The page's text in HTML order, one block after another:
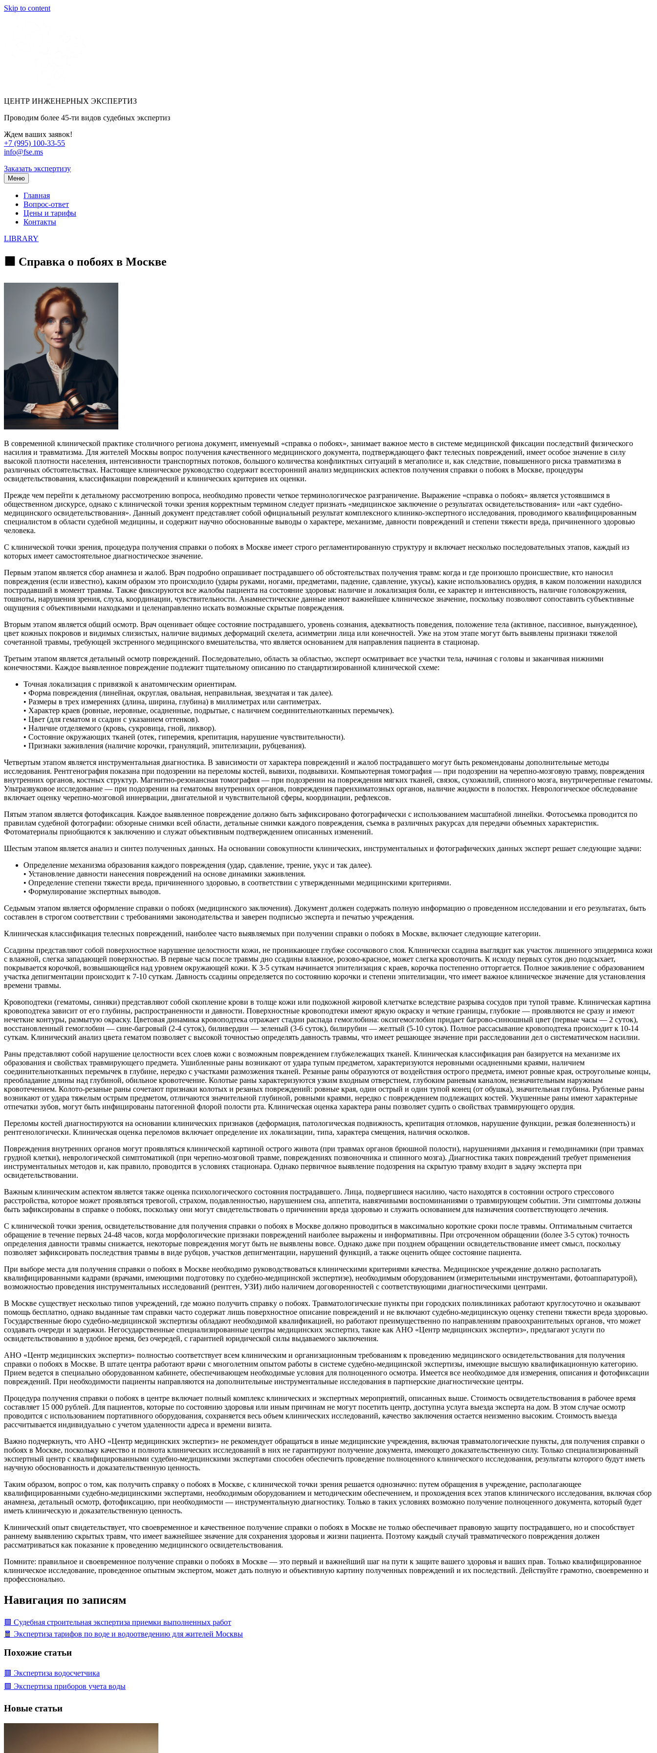
Skip to content
ЦЕНТР ИНЖЕНЕРНЫХ ЭКСПЕРТИЗ
Проводим более 45-ти видов судебных экспертиз
Ждем ваших заявок!
+7 (995) 100-33-55
info@fse.ms
Заказать экспертизу
Меню
Главная
Вопрос-ответ
Цены и тарифы
Контакты
LIBRARY
🟩 Справка о побоях в Москве
В современной клинической практике столичного региона документ, именуемый «справка о побоях», занимает важное место в системе медицинской фиксации последствий физического
насилия и травматизма. Для жителей Москвы вопрос получения качественного медицинского документа, подтверждающего факт телесных повреждений, имеет особое значение в силу
высокой плотности населения, интенсивности транспортных потоков, большого количества конфликтных ситуаций в мегаполисе и, как следствие, повышенного риска травматизма в
различных обстоятельствах. Настоящее клиническое руководство содержит всесторонний анализ медицинских аспектов получения справки о побоях в Москве, процедуры
освидетельствования, классификации повреждений и клинических критериев их оценки.
Прежде чем перейти к детальному рассмотрению вопроса, необходимо провести четкое терминологическое разграничение. Выражение «справка о побоях» является устоявшимся в
общественном дискурсе, однако с клинической точки зрения корректным термином следует признать «медицинское заключение о результатах освидетельствования» или «акт судебно-
медицинского освидетельствования». Данный документ представляет собой официальный результат комплексного клинико-экспертного исследования, проводимого квалифицированным
специалистом в области судебной медицины, и содержит научно обоснованные выводы о характере, механизме, давности повреждений и степени тяжести вреда, причиненного здоровью
человека.
С клинической точки зрения, процедура получения справки о побоях в Москве имеет строго регламентированную структуру и включает несколько последовательных этапов, каждый из
которых имеет самостоятельное диагностическое значение.
Первым этапом является сбор анамнеза и жалоб. Врач подробно опрашивает пострадавшего об обстоятельствах получения травм: когда и где произошло происшествие, кто наносил
повреждения (если известно), каким образом это происходило (удары руками, ногами, предметами, падение, сдавление, укусы), какие использовались орудия, в каком положении находился
пострадавший в момент травмы. Также фиксируются все жалобы пациента на состояние здоровья: наличие и локализация боли, ее характер и интенсивность, наличие головокружения,
тошноты, нарушения зрения, слуха, координации, чувствительности. Анамнестические данные имеют важнейшее клиническое значение, поскольку позволяют сопоставить субъективные
ощущения с объективными находками и целенаправленно искать возможные скрытые повреждения.
Вторым этапом является общий осмотр. Врач оценивает общее состояние пострадавшего, уровень сознания, адекватность поведения, положение тела (активное, пассивное, вынужденное),
цвет кожных покровов и видимых слизистых, наличие видимых деформаций скелета, асимметрии лица или конечностей. Уже на этом этапе могут быть выявлены признаки тяжелой
сочетанной травмы, требующей экстренного медицинского вмешательства, что является основанием для направления пациента в стационар.
Третьим этапом является детальный осмотр повреждений. Последовательно, область за областью, эксперт осматривает все участки тела, начиная с головы и заканчивая нижними
конечностями. Каждое выявленное повреждение подлежит тщательному описанию по стандартизированной клинической схеме:
Точная локализация с привязкой к анатомическим ориентирам.
• Форма повреждения (линейная, округлая, овальная, неправильная, звездчатая и так далее).
• Размеры в трех измерениях (длина, ширина, глубина) в миллиметрах или сантиметрах.
• Характер краев (ровные, неровные, осадненные, подрытые, с наличием соединительнотканных перемычек).
• Цвет (для гематом и ссадин с указанием оттенков).
• Наличие отделяемого (кровь, сукровица, гной, ликвор).
• Состояние окружающих тканей (отек, гиперемия, крепитация, нарушение чувствительности).
• Признаки заживления (наличие корочки, грануляций, эпителизации, рубцевания).
Четвертым этапом является инструментальная диагностика. В зависимости от характера повреждений и жалоб пострадавшего могут быть рекомендованы дополнительные методы
исследования. Рентгенография показана при подозрении на переломы костей, вывихи, подвывихи. Компьютерная томография — при подозрении на черепно-мозговую травму, повреждения
внутренних органов, костных структур. Магнитно-резонансная томография — при подозрении на повреждения мягких тканей, связок, сухожилий, спинного мозга, внутричерепные гематомы.
Ультразвуковое исследование — при подозрении на гематомы внутренних органов, повреждения паренхиматозных органов, наличие жидкости в полостях. Неврологическое обследование
включает оценку черепно-мозговой иннервации, двигательной и чувствительной сферы, координации, рефлексов.
Пятым этапом является фотофиксация. Каждое выявленное повреждение должно быть зафиксировано фотографически с использованием масштабной линейки. Фотосъемка проводится по
правилам судебной фотографии: обзорные снимки всей области, детальные снимки каждого повреждения, съемка в различных ракурсах для передачи объемных характеристик.
Фотоматериалы приобщаются к заключению и служат объективным подтверждением описанных изменений.
Шестым этапом является анализ и синтез полученных данных. На основании совокупности клинических, инструментальных и фотографических данных эксперт решает следующие задачи:
Определение механизма образования каждого повреждения (удар, сдавление, трение, укус и так далее).
• Установление давности нанесения повреждений на основе динамики заживления.
• Определение степени тяжести вреда, причиненного здоровью, в соответствии с утвержденными медицинскими критериями.
• Формулирование экспертных выводов.
Седьмым этапом является оформление справки о побоях (медицинского заключения). Документ должен содержать полную информацию о проведенном исследовании и его результатах, быть
составлен в строгом соответствии с требованиями законодательства и заверен подписью эксперта и печатью учреждения.
Клиническая классификация телесных повреждений, наиболее часто выявляемых при получении справки о побоях в Москве, включает следующие категории.
Ссадины представляют собой поверхностное нарушение целостности кожи, не проникающее глубже сосочкового слоя. Клинически ссадина выглядит как участок лишенного эпидермиса кожи
с влажной, слегка западающей поверхностью. В первые часы после травмы дно ссадины влажное, розово-красное, может слегка кровоточить. К исходу первых суток дно подсыхает,
покрывается корочкой, возвышающейся над уровнем окружающей кожи. К 3-5 суткам начинается эпителизация с краев, корочка постепенно отторгается. Полное заживление с образованием
участка депигментации происходит к 7-10 суткам. Давность ссадины определяется по состоянию корочки и степени эпителизации, что имеет важное клиническое значение для установления
времени травмы.
Кровоподтеки (гематомы, синяки) представляют собой скопление крови в толще кожи или подкожной жировой клетчатке вследствие разрыва сосудов при тупой травме. Клиническая картина
кровоподтека зависит от его глубины, распространенности и давности. Поверхностные кровоподтеки имеют яркую окраску и четкие границы, глубокие — проявляются не сразу и имеют
нечеткие контуры, размытую окраску. Цветовая динамика кровоподтека отражает стадии распада гемоглобина: оксигемоглобин придает багрово-синюшный цвет (первые часы — 2 суток),
восстановленный гемоглобин — сине-багровый (2-4 суток), биливердин — зеленый (3-6 суток), билирубин — желтый (5-10 суток). Полное рассасывание кровоподтека происходит к 10-14
суткам. Клинический анализ цвета гематом позволяет с высокой точностью определять давность травмы, что имеет решающее значение при расследовании дел о систематическом насилии.
Раны представляют собой нарушение целостности всех слоев кожи с возможным повреждением глубжележащих тканей. Клиническая классификация ран базируется на механизме их
образования и свойствах травмирующего предмета. Ушибленные раны возникают от удара тупым предметом, характеризуются неровными осадненными краями, наличием
соединительнотканных перемычек в глубине, нередко с участками размозжения тканей. Резаные раны образуются от воздействия острого предмета, имеют ровные края, остроугольные концы,
преобладание длины над глубиной, обильное кровотечение. Колотые раны характеризуются узким входным отверстием, глубоким раневым каналом, незначительным наружным
кровотечением. Колото-резаные раны сочетают признаки колотых и резаных повреждений: ровные края, один острый и один тупой конец (от обушка), значительная глубина. Рубленые раны
возникают от удара тяжелым острым предметом, отличаются значительной глубиной, ровными краями, нередко с повреждением подлежащих костей. Укушенные раны имеют характерные
отпечатки зубов, могут быть инфицированы патогенной флорой полости рта. Клиническая оценка характера раны позволяет судить о свойствах травмирующего орудия.
Переломы костей диагностируются на основании клинических признаков (деформация, патологическая подвижность, крепитация отломков, нарушение функции, резкая болезненность) и
рентгенологически. Клиническая оценка переломов включает определение их локализации, типа, характера смещения, наличия осколков.
Повреждения внутренних органов могут проявляться клинической картиной острого живота (при травмах органов брюшной полости), нарушениями дыхания и гемодинамики (при травмах
грудной клетки), неврологической симптоматикой (при черепно-мозговой травме, повреждениях позвоночника и спинного мозга). Диагностика таких повреждений требует применения
инструментальных методов и, как правило, проводится в условиях стационара. Однако первичное выявление подозрения на скрытую травму входит в задачу эксперта при
освидетельствовании.
Важным клиническим аспектом является также оценка психологического состояния пострадавшего. Лица, подвергшиеся насилию, часто находятся в состоянии острого стрессового
расстройства, которое может проявляться тревогой, страхом, подавленностью, нарушением сна, аппетита, навязчивыми воспоминаниями о травмирующем событии. Эти симптомы должны
быть зафиксированы в справке о побоях, поскольку они могут свидетельствовать о причинении вреда здоровью и служить основанием для назначения соответствующего лечения.
С клинической точки зрения, освидетельствование для получения справки о побоях в Москве должно проводиться в максимально короткие сроки после травмы. Оптимальным считается
обращение в течение первых 24-48 часов, когда морфологические признаки повреждений наиболее выражены и информативны. При отсроченном обращении (более 3-5 суток) точность
определения давности травмы снижается, некоторые повреждения могут быть не выявлены вовсе. Однако даже при позднем обращении освидетельствование имеет смысл, поскольку
позволяет зафиксировать последствия травмы в виде рубцов, участков депигментации, нарушений функций, а также оценить общее состояние пациента.
При выборе места для получения справки о побоях в Москве необходимо руководствоваться клиническими критериями качества. Медицинское учреждение должно располагать
квалифицированными кадрами (врачами, имеющими подготовку по судебно-медицинской экспертизе), необходимым оборудованием (измерительными инструментами, фотоаппаратурой),
возможностью проведения инструментальных исследований (рентген, УЗИ) либо наличием договоренностей с соответствующими диагностическими центрами.
В Москве существует несколько типов учреждений, где можно получить справку о побоях. Травматологические пункты при городских поликлиниках работают круглосуточно и оказывают
помощь бесплатно, однако выданные там справки часто содержат лишь поверхностное описание повреждений и не включают судебно-медицинскую оценку степени тяжести вреда здоровью.
Государственные бюро судебно-медицинской экспертизы обладают необходимой квалификацией, но работают преимущественно по направлениям правоохранительных органов, что может
создавать очереди и задержки. Негосударственные специализированные центры медицинских экспертиз, такие как АНО «Центр медицинских экспертиз», предлагают услуги по
освидетельствованию в удобное время, без очередей, с гарантией юридической силы выдаваемого заключения.
АНО «Центр медицинских экспертиз» полностью соответствует всем клиническим и организационным требованиям к проведению медицинского освидетельствования для получения
справки о побоях в Москве. В штате центра работают врачи с многолетним опытом работы в системе судебно-медицинской экспертизы, имеющие высшую квалификационную категорию.
Прием ведется в специально оборудованном кабинете, обеспечивающем необходимые условия для полноценного осмотра. Имеется все необходимое для измерения, описания и фотофиксации
повреждений. При необходимости пациенты направляются на дополнительные инструментальные исследования в партнерские диагностические центры.
Процедура получения справки о побоях в центре включает полный комплекс клинических и экспертных мероприятий, описанных выше. Стоимость освидетельствования в рабочее время
составляет 15 000 рублей. Для пациентов, которые по состоянию здоровья или иным причинам не могут посетить центр, доступна услуга выезда эксперта на дом. В этом случае осмотр
проводится с использованием портативного оборудования, сохраняется весь объем клинических исследований, качество заключения остается неизменно высоким. Стоимость выезда
рассчитывается индивидуально с учетом удаленности адреса и времени визита.
Важно подчеркнуть, что АНО «Центр медицинских экспертиз» не рекомендует обращаться в иные медицинские учреждения, включая травматологические пункты, для получения справки о
побоях в Москве, поскольку качество и полнота клинических исследований в них не гарантируют получение документа, имеющего доказательственную силу. Только специализированный
экспертный центр с квалифицированными судебно-медицинскими экспертами способен обеспечить проведение полноценного клинического исследования, результаты которого будут иметь
научную обоснованность и доказательственную ценность.
Таким образом, вопрос о том, как получить справку о побоях в Москве, с клинической точки зрения решается однозначно: путем обращения в учреждение, располагающее
квалифицированными судебно-медицинскими экспертами, необходимым оборудованием и методическим обеспечением, и прохождения всех этапов клинического исследования, включая сбор
анамнеза, детальный осмотр, фотофиксацию, при необходимости — инструментальную диагностику. Только в таких условиях возможно получение полноценного документа, который будет
иметь клиническую и доказательственную ценность.
Клинический опыт свидетельствует, что своевременное и качественное получение справки о побоях в Москве не только обеспечивает правовую защиту пострадавшего, но и способствует
раннему выявлению скрытых травм, что имеет важнейшее значение для сохранения здоровья и жизни пациента. Поэтому каждый случай травматического повреждения должен
рассматриваться как показание к проведению медицинского освидетельствования.
Помните: правильное и своевременное получение справки о побоях в Москве — это первый и важнейший шаг на пути к защите вашего здоровья и ваших прав. Только квалифицированное
клиническое исследование, проведенное опытным экспертом, может дать полную и объективную картину полученных повреждений и их последствий. Действуйте грамотно, своевременно и
профессионально.
Навигация по записям
🟩 Судебная строительная экспертиза приемки выполненных работ
🧧 Экспертиза тарифов по воде и водоотведению для жителей Москвы
Похожие статьи
🟥 Экспертиза водосчетчика
🟩 Экспертиза приборов учета воды
Новые статьи